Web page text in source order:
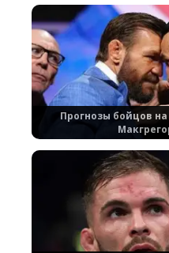
Прогнозы бойцов на